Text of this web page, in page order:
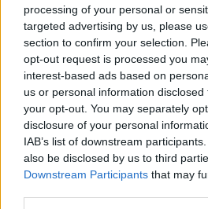
processing of your personal or
targeted advertising by us, please
section to confirm your selection.
opt-out request is processed you
interest-based ads based on
us or personal information
your opt-out. You may separately
disclosure of your personal
IAB’s list of downstream
also be disclosed by us to third
Downstream Participants that may
äldsta
Eleonor
2 år sedan
Hur länge ska dom tillredas i
0 Svara
Lena